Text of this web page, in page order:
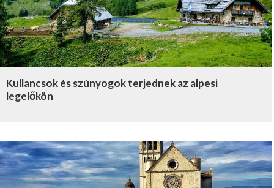
Kullancsok és szúnyogok terjednek az alpesi
legelőkön